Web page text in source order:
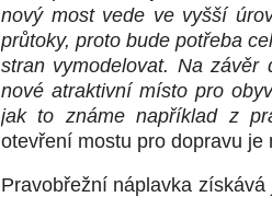
nový most vede ve vyšší
průtoky, proto bude potřeba
stran vymodelovat. Na závěr
nové atraktivní místo pro
jak to známe například z
otevření mostu pro dopravu
Pravobřežní náplavka